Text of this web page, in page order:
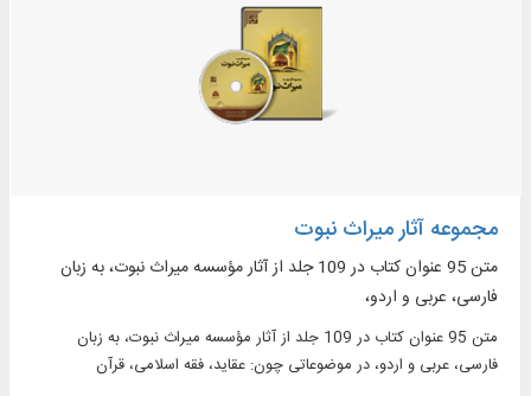
مجموعه آثار میراث نبوت
متن 95 عنوان کتاب در 109 جلد از آثار مؤسسه میراث نبوت، به زبان
فارسی، عربی و اردو،
متن 95 عنوان کتاب در 109 جلد از آثار مؤسسه میراث نبوت، به زبان
فارسی، عربی و اردو، در موضوعاتی چون: عقاید، فقه اسلامی، قرآن